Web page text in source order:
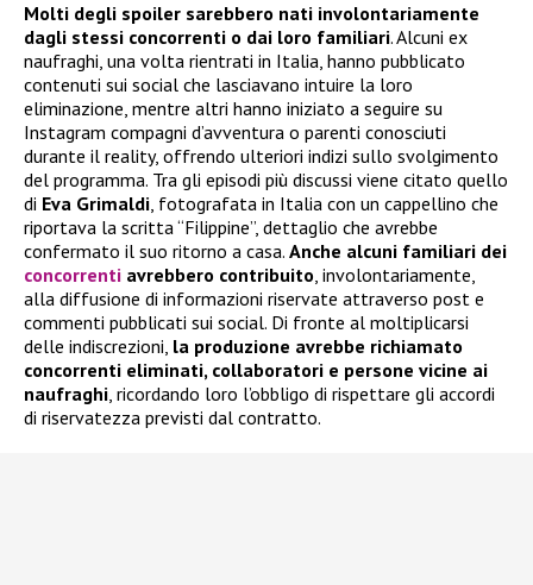
Molti degli spoiler sarebbero nati involontariamente
dagli stessi concorrenti o dai loro familiari. Alcuni ex
naufraghi, una volta rientrati in Italia, hanno pubblicato
contenuti sui social che lasciavano intuire la loro
eliminazione, mentre altri hanno iniziato a seguire su
Instagram compagni d’avventura o parenti conosciuti
durante il reality, offrendo ulteriori indizi sullo svolgimento
del programma. Tra gli episodi più discussi viene citato quello
di Eva Grimaldi, fotografata in Italia con un cappellino che
riportava la scritta “Filippine”, dettaglio che avrebbe
confermato il suo ritorno a casa. Anche alcuni familiari dei
concorrenti avrebbero contribuito, involontariamente,
alla diffusione di informazioni riservate attraverso post e
commenti pubblicati sui social. Di fronte al moltiplicarsi
delle indiscrezioni, la produzione avrebbe richiamato
concorrenti eliminati, collaboratori e persone vicine ai
naufraghi, ricordando loro l’obbligo di rispettare gli accordi
di riservatezza previsti dal contratto.